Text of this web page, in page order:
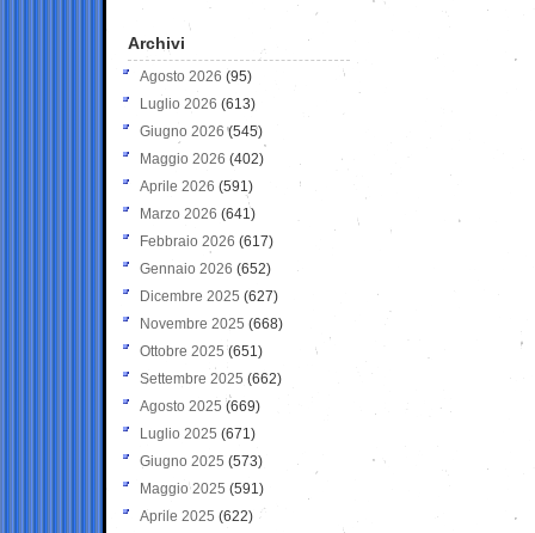
Archivi
Agosto 2026 (95)
Luglio 2026 (613)
Giugno 2026 (545)
Maggio 2026 (402)
Aprile 2026 (591)
Marzo 2026 (641)
Febbraio 2026 (617)
Gennaio 2026 (652)
Dicembre 2025 (627)
Novembre 2025 (668)
Ottobre 2025 (651)
Settembre 2025 (662)
Agosto 2025 (669)
Luglio 2025 (671)
Giugno 2025 (573)
Maggio 2025 (591)
Aprile 2025 (622)